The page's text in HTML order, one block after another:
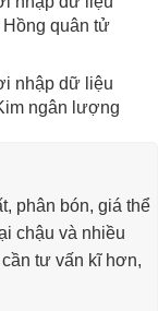
Hồng quân tử
ngân lượng
phân bón, giá thể
chậu và nhiều
tư vấn kĩ hơn,